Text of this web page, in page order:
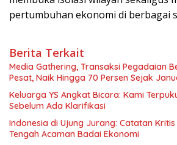
pertumbuhan ekonomi di berbagai
Berita Terkait
Media Gathering, Transaksi Pegadaian
Pesat, Naik Hingga 70 Persen Sejak
Keluarga YS Angkat Bicara: Kami
Sebelum Ada Klarifikasi
Indonesia di Ujung Jurang: Catatan
Tengah Acaman Badai Ekonomi